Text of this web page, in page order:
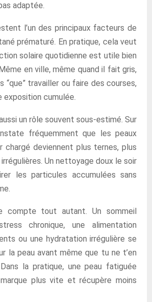
adaptée.
l’un des principaux facteurs de
prématuré. En pratique, cela veut
solaire quotidienne est utile bien
en ville, même quand il fait gris,
“que” travailler ou faire des courses,
exposition cumulée.
un rôle souvent sous-estimé. Sur
fréquemment que les peaux
chargé deviennent plus ternes, plus
Un nettoyage doux le soir
les particules accumulées sans
compte tout autant. Un sommeil
chronique, une alimentation
ou une hydratation irrégulière se
la peau avant même que tu ne t’en
la pratique, une peau fatiguée
marque plus vite et récupère moins